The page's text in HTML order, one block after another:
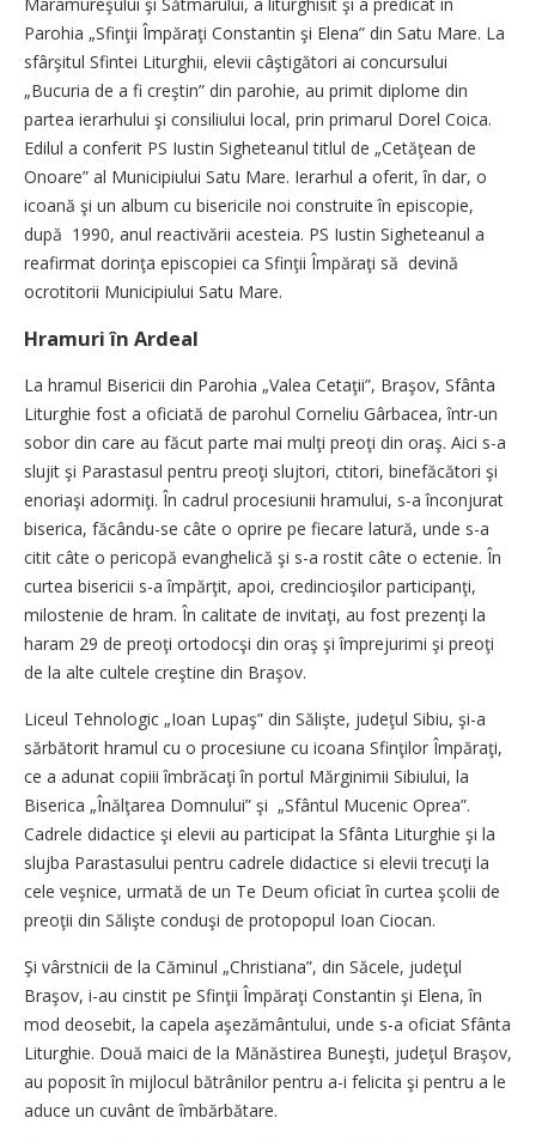
Parohia „Sfinţii Împăraţi Constantin şi Elena” din Satu Mare. La
sfârşitul Sfintei Liturghii, elevii câştigători ai concursului
„Bucuria de a fi creştin” din parohie, au primit diplome din
partea ierarhului şi consiliului local, prin primarul Dorel Coica.
Edilul a conferit PS Iustin Sigheteanul titlul de „Cetăţean de
Onoare” al Municipiului Satu Mare. Ierarhul a oferit, în dar, o
icoană şi un album cu bisericile noi construite în episcopie,
după 1990, anul reactivării acesteia. PS Iustin Sigheteanul a
reafirmat dorinţa episcopiei ca Sfinţii Împăraţi să devină
ocrotitorii Municipiului Satu Mare.
Hramuri în Ardeal
La hramul Bisericii din Parohia „Valea Cetaţii”, Braşov, Sfânta
Liturghie fost a oficiată de parohul Corneliu Gârbacea, într-un
sobor din care au făcut parte mai mulţi preoţi din oraş. Aici s-a
slujit şi Parastasul pentru preoţi slujtori, ctitori, binefăcători şi
enoriaşi adormiţi. În cadrul procesiunii hramului, s-a înconjurat
biserica, făcându-se câte o oprire pe fiecare latură, unde s-a
citit câte o pericopă evanghelică şi s-a rostit câte o ectenie. În
curtea bisericii s-a împărţit, apoi, credincioşilor participanţi,
milostenie de hram. În calitate de invitaţi, au fost prezenţi la
haram 29 de preoţi ortodocşi din oraş şi împrejurimi şi preoţi
de la alte cultele creştine din Braşov.
Liceul Tehnologic „Ioan Lupaş” din Sălişte, judeţul Sibiu, şi-a
sărbătorit hramul cu o procesiune cu icoana Sfinţilor Împăraţi,
ce a adunat copiii îmbrăcaţi în portul Mărginimii Sibiului, la
Biserica „Înălţarea Domnului” şi „Sfântul Mucenic Oprea”.
Cadrele didactice şi elevii au participat la Sfânta Liturghie şi la
slujba Parastasului pentru cadrele didactice si elevii trecuţi la
cele veşnice, urmată de un Te Deum oficiat în curtea şcolii de
preoţii din Sălişte conduşi de protopopul Ioan Ciocan.
Şi vârstnicii de la Căminul „Christiana”, din Săcele, judeţul
Braşov, i-au cinstit pe Sfinţii Împăraţi Constantin şi Elena, în
mod deosebit, la capela aşezământului, unde s-a oficiat Sfânta
Liturghie. Două maici de la Mănăstirea Buneşti, judeţul Braşov,
au poposit în mijlocul bătrânilor pentru a-i felicita şi pentru a le
aduce un cuvânt de îmbărbătare.